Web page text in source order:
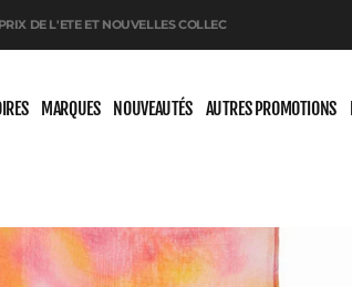
DE L'ETE ET NOUVELLES COLLEC
MARQUES NOUVEAUTÉS AUTRES PROMOTIONS